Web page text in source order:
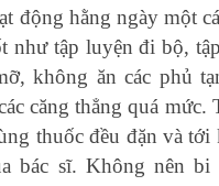
động hằng ngày một
như tập luyện đi bộ,
không ăn các phủ
căng thẳng quá mức.
thuốc đều đặn và tới
bác sĩ. Không nên bi